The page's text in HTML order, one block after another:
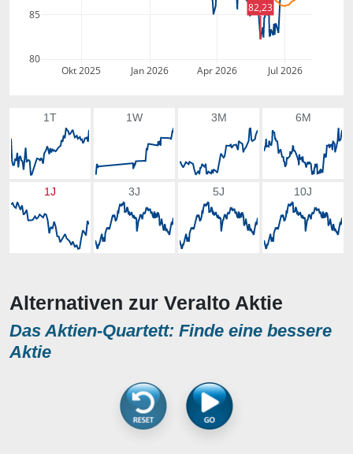
Okt 2025 Jan 2026 Apr 2026 Jul 2026
80
85
82,23
1T 1W 3M 6M
1J 3J 5J 10J
Alternativen zur Veralto Aktie
Das Aktien-Quartett: Finde eine bessere
Aktie